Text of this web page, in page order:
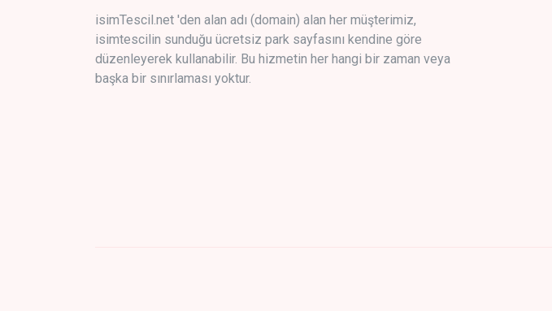
isimTescil.net 'den alan adı (domain) alan her müşterimiz,
isimtescilin sunduğu ücretsiz park sayfasını kendine göre
düzenleyerek kullanabilir. Bu hizmetin her hangi bir zaman veya
başka bir sınırlaması yoktur.